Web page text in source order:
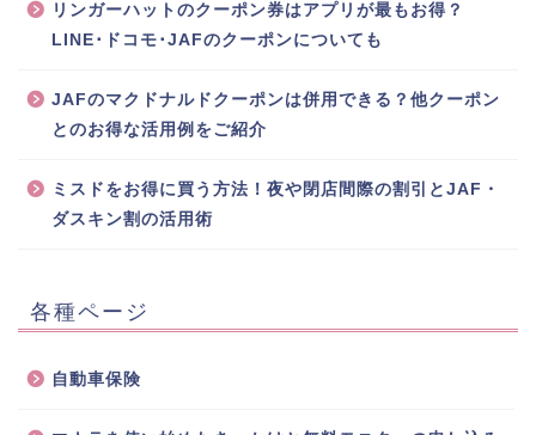
リンガーハットのクーポン券はアプリが最もお得？
LINE･ドコモ･JAFのクーポンについても
JAFのマクドナルドクーポンは併用できる？他クーポン
とのお得な活用例をご紹介
ミスドをお得に買う方法！夜や閉店間際の割引とJAF・
ダスキン割の活用術
各種ページ
自動車保険